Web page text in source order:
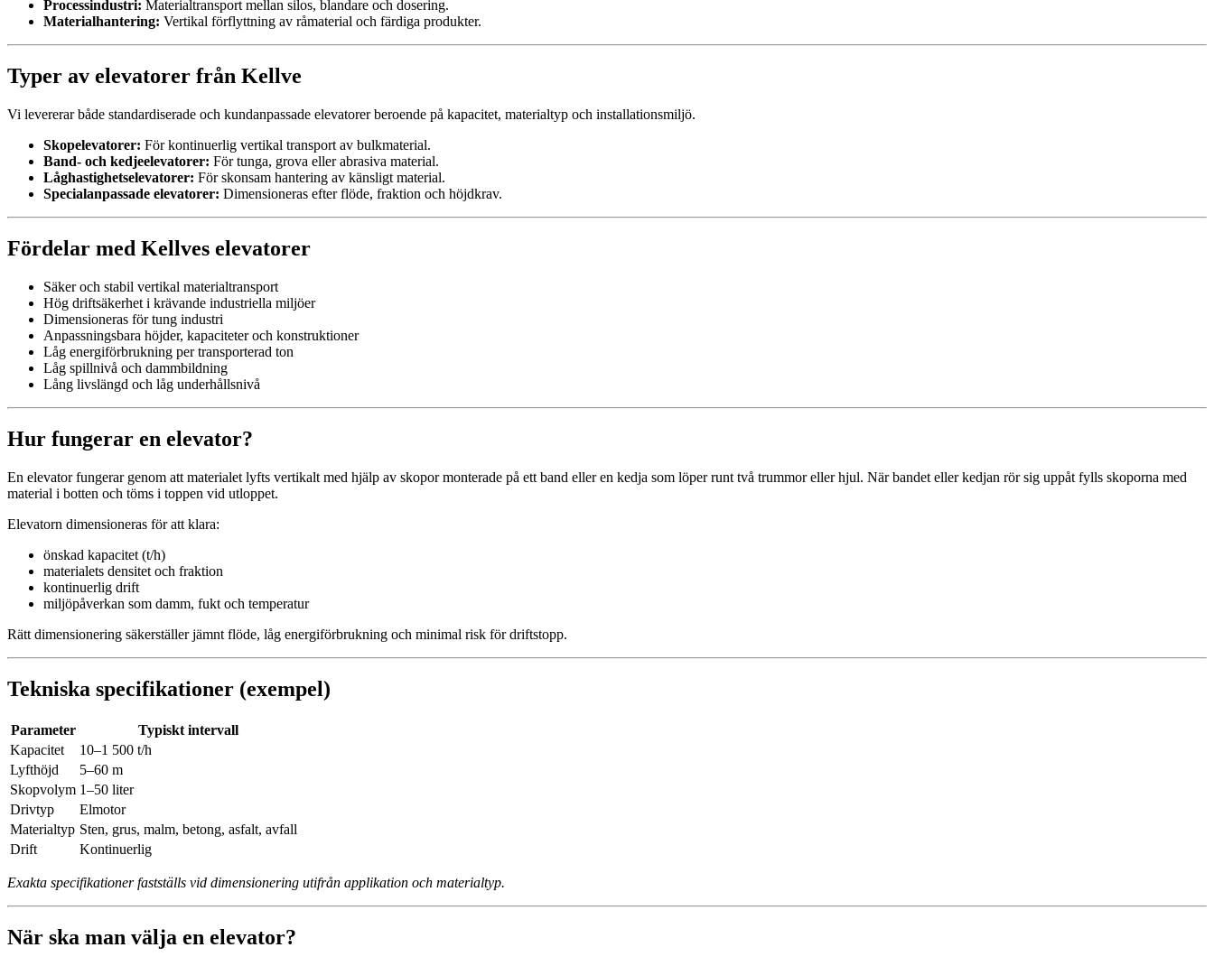
Processindustri: Materialtransport mellan silos, blandare och dosering.
Materialhantering: Vertikal förflyttning av råmaterial och färdiga produkter.
Typer av elevatorer från Kellve
Vi levererar både standardiserade och kundanpassade elevatorer beroende på kapacitet, materialtyp och installationsmiljö.
Skopelevatorer: För kontinuerlig vertikal transport av bulkmaterial.
Band- och kedjeelevatorer: För tunga, grova eller abrasiva material.
Låghastighetselevatorer: För skonsam hantering av känsligt material.
Specialanpassade elevatorer: Dimensioneras efter flöde, fraktion och höjdkrav.
Fördelar med Kellves elevatorer
Säker och stabil vertikal materialtransport
Hög driftsäkerhet i krävande industriella miljöer
Dimensioneras för tung industri
Anpassningsbara höjder, kapaciteter och konstruktioner
Låg energiförbrukning per transporterad ton
Låg spillnivå och dammbildning
Lång livslängd och låg underhållsnivå
Hur fungerar en elevator?
En elevator fungerar genom att materialet lyfts vertikalt med hjälp av skopor monterade på ett band eller en kedja som löper runt två trummor eller hjul. När bandet eller kedjan rör sig uppåt fylls skoporna med
material i botten och töms i toppen vid utloppet.
Elevatorn dimensioneras för att klara:
önskad kapacitet (t/h)
materialets densitet och fraktion
kontinuerlig drift
miljöpåverkan som damm, fukt och temperatur
Rätt dimensionering säkerställer jämnt flöde, låg energiförbrukning och minimal risk för driftstopp.
Tekniska specifikationer (exempel)
Parameter
Typiskt intervall
Kapacitet
10–1 500 t/h
Lyfthöjd
5–60 m
Skopvolym 1–50 liter
Drivtyp
Elmotor
Materialtyp Sten, grus, malm, betong, asfalt, avfall
Drift
Kontinuerlig
Exakta specifikationer fastställs vid dimensionering utifrån applikation och materialtyp.
När ska man välja en elevator?